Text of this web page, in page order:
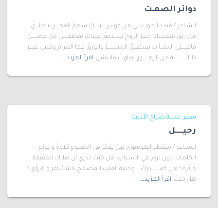
دوائر الصمـت
الشـاعر / فهـد العويـسـي من قوس ليلــكِ سهمُ الفجــــرِ ينطلـــقُ
من ريقِ شمسك حبــرُ الروحِ ينـــــدفقُ عيناك تقطفنـــي من غصــــن
قافيـــتي لحنـــاً به يستفيقُ الحبــــــــــرُ والورقُ فما الغرامُ وقلبي غيـــر
ذابلــــــــــــــة من الزهــــــورِ تهاوتْ فانتشىَ اقرأ المزيد…
شعر مجلة صُراح الأدبية
رحيـــــل
الشــاعر / منتظـر الموسوي ليلٌ يفجِّرُ في الضلوع تلاوةً و يوزع
الكلمات دون ترددٍ في الأمنياتِ هل كنتَ تدري أن أفلاك الحقيقة
حائرة؟ هل كنت تدركُ .. وِجهة القلب المضمخِ بالمشاعر و الرؤى؟
هل كنتَ اقرأ المزيد…